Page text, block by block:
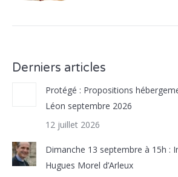
Derniers articles
Protégé : Propositions
Léon septembre 2026
12 juillet 2026
Dimanche 13 septembre à 15h :
Hugues Morel d’Arleux